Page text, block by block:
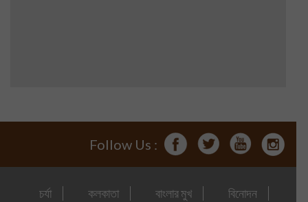
Follow Us :
চর্যা কলকাতা বাংলার মুখ বিনোদন